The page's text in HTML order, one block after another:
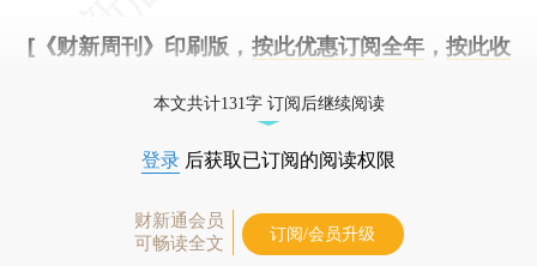
[《财新周刊》印刷版， 按此优惠订阅全年， 按此收
本文共计131字 订阅后继续阅读
登录 后获取已订阅的阅读权限
财新通会员
可畅读全文
订阅/会员升级